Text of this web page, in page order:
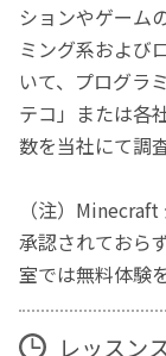
ションやゲーム
ミング系および
いて、プログラ
テコ」または各
数を当社にて調
（注）
承認されておら
室では無料体験
レッスン